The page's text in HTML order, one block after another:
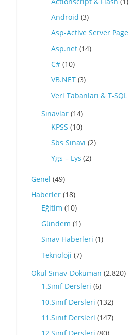
Android (3)
Asp-Active Server Page
Asp.net (14)
C# (10)
VB.NET (3)
Veri Tabanları & T-SQL
Sınavlar (14)
KPSS (10)
Sbs Sınavı (2)
Ygs – Lys (2)
Genel (49)
Haberler (18)
Eğitim (10)
Gündem (1)
Sınav Haberleri (1)
Teknoloji (7)
Okul Sınav-Döküman (2.820)
1.Sınıf Dersleri (6)
10.Sınıf Dersleri (132)
11.Sınıf Dersleri (147)